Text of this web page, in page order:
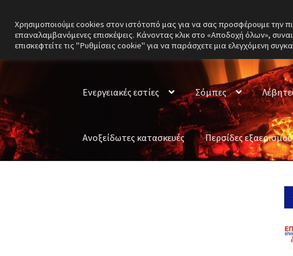
Απευθείας
μετάβαση
στην
Μετάβαση
σε
περιεχόμενο
Ενεργειακές εστίες Σόμπες
Ανοξείδωτες κατασκευές Περσίδες εξαερισμού
Χρησιμοποιούμε cookies στον ιστότοπό μας για να σας προσφέρουμε την
επαναλαμβανόμενες επισκέψεις. Κάνοντας κλικ στο «Αποδοχή όλων»,
επισκεφτείτε τις "Ρυθμίσεις cookie" για να παράσχετε μια ελεγχόμενη